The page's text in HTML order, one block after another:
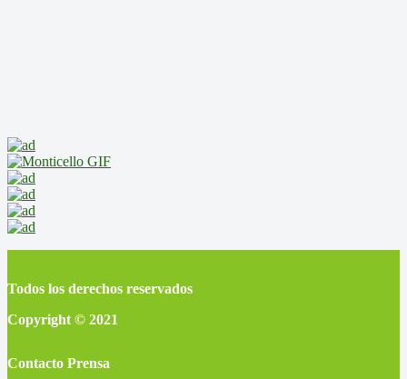
Todos los derechos reservados
Copyright © 2021
Contacto Prensa